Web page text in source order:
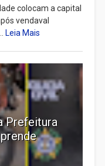
colocam a capital
vendaval
Leia Mais
Prefeitura